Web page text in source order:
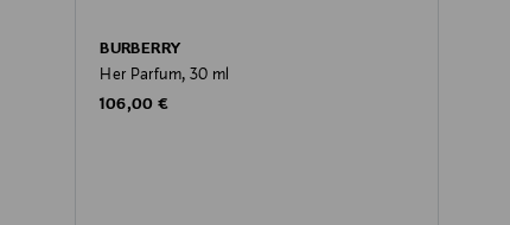
BURBERRY
Her Parfum, 30 ml
Original Price
106,00 €